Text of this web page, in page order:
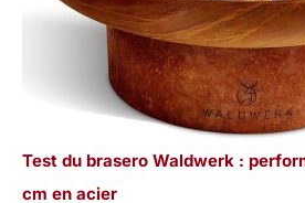
Test du brasero Waldwerk :
cm en acier